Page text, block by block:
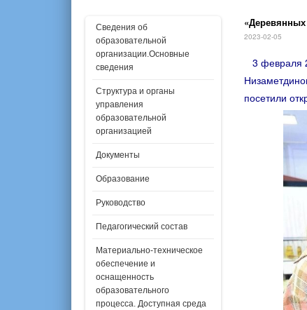
Сведения об
образовательной
организации.Основные
сведения
Структура и органы
управления
образовательной
организацией
Документы
Образование
Руководство
Педагогический состав
Материально-техническое
обеспечение и
оснащенность
образовательного
процесса. Доступная среда
2023-02-05
3 февраля
посетили